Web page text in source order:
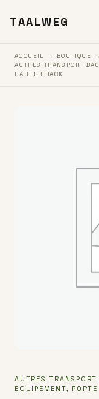
TAALWEG
ACCUEIL →BOUTIQUE
AUTRES TRANSPORT
HAULER RACK
AUTRES
EQUIPEMENT,